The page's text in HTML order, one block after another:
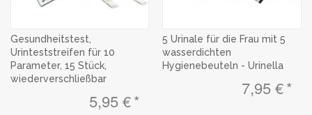
Gesundheitstest,
Urinteststreifen für 10
Parameter, 15 Stück,
wiederverschließbar
5,95 €
5 Urinale für die Frau mit 5
wasserdichten
Hygienebeuteln - Urinella
7,95 €